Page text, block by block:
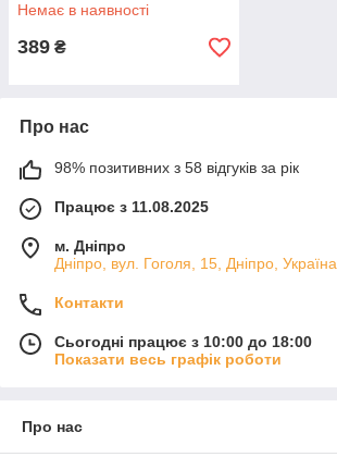
Немає в наявності
389 ₴
Про нас
98% позитивних з 58 відгуків за рік
Працює з 11.08.2025
м. Дніпро
Дніпро, вул. Гоголя, 15, Дніпро, Україна
Контакти
Сьогодні працює з 10:00 до 18:00
Показати весь графік роботи
Про нас